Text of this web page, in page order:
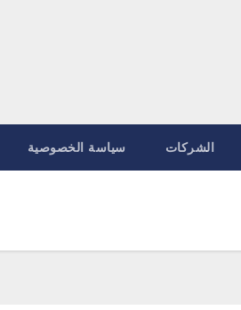
الشركات سياسة الخصوصية